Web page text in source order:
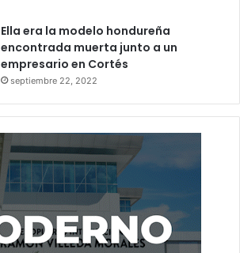
Ella era la modelo hondureña
encontrada muerta junto a un
empresario en Cortés
septiembre 22, 2022